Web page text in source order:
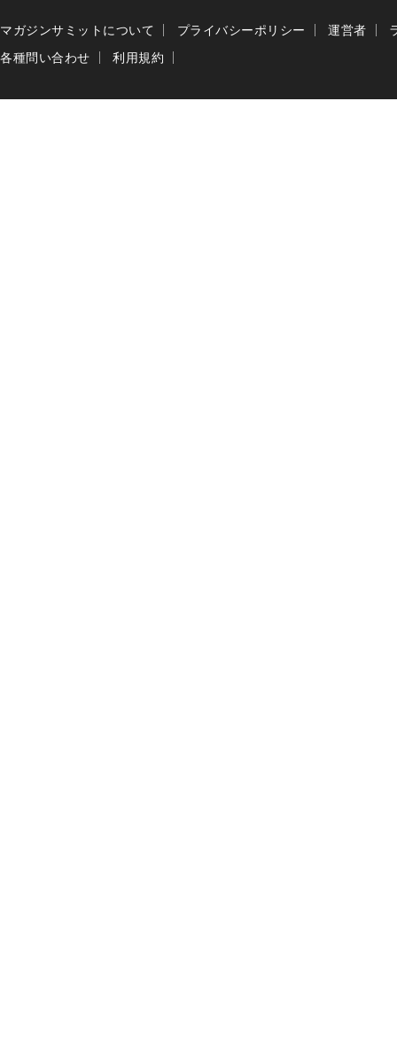
マガジンサミットについて プライバシーポリシー 運営者
各種問い合わせ
利用規約